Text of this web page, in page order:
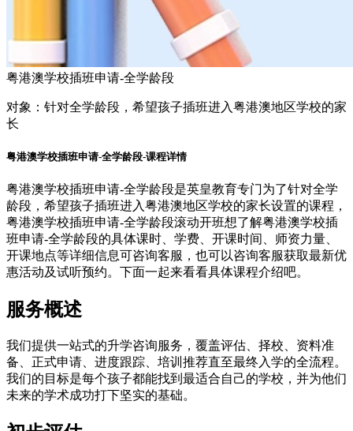
粤港澳学校插班申请-全学龄段
对象： 针对全学龄段，希望孩子插班进入粤港澳地区学校的家
长
粤港澳学校插班申请-全学龄段-课程详情
粤港澳学校插班申请-全学龄段是英皇教育专门为了针对全学
龄段，希望孩子插班进入粤港澳地区学校的家长设置的课程，
粤港澳学校插班申请-全学龄段滚动开班想了解粤港澳学校插
班申请-全学龄段的具体课时、学费、开课时间、师资力量、
开课地点等详细信息可咨询客服，也可以咨询客服获取最新优
惠活动及试听预约。下面一起来看看具体课程介绍吧。
服务概述
我们提供一站式的升学咨询服务，覆盖评估、择校、资料准
备、正式申请、进度跟踪、培训推荐直至最终入学的全流程。
我们的目标是每个孩子都能找到最适合自己的学校，并为他们
未来的学术成功打下坚实的基础。